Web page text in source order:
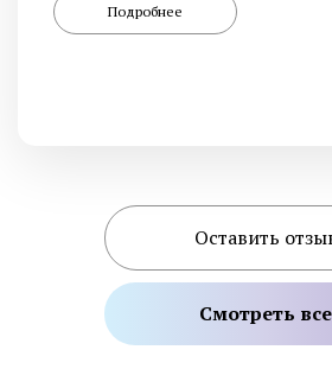
Подробнее
Оставить
Смотреть все